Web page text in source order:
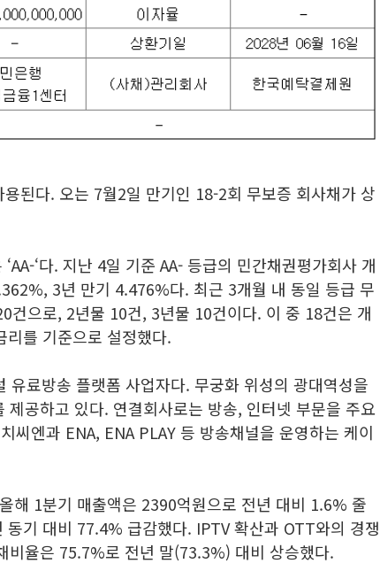
된다. 오는 7월2일 만기인 18-2회 무보증 회사채가 상
‘다. 지난 4일 기준 AA- 등급의 민간채권평가회사 개
3년 만기 4.476%다. 최근 3개월 내 동일 등급 무
건으로, 2년물 10건, 3년물 10건이다. 이 중 18건은 개
를 기준으로 설정했다.
유료방송 플랫폼 사업자다. 무궁화 위성의 광대역성을
제공하고 있다. 연결회사로는 방송, 인터넷 부문을 주요
씨엔과 ENA, ENA PLAY 등 방송채널을 운영하는 케이
해 1분기 매출액은 2390억원으로 전년 대비 1.6% 줄
동기 대비 77.4% 급감했다. IPTV 확산과 OTT와의 경쟁
비율은 75.7%로 전년 말(73.3%) 대비 상승했다.